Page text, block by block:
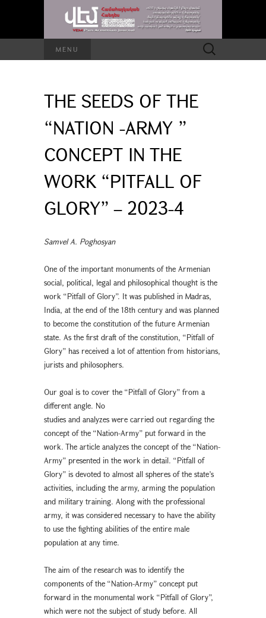
MENU
Search
for:
THE SEEDS OF THE
“NATION -ARMY ”
CONCEPT IN THE
WORK “PITFALL OF
GLORY” – 2023-4
Samvel A. Poghosyan
One of the important monuments of the Armenian
social, political, legal and philosophical thought is the
work “Pitfall of Glory”. It was published in Madras,
India, at the end of the 18th century and was planned
to become the constitution of the future Armenian
state. As the first draft of the constitution, “Pitfall of
Glory” has received a lot of attention from historians,
jurists and philosophers.
Our goal is to cover the “Pitfall of Glory” from a
different angle. No
studies and analyzes were carried out regarding the
concept of the “Nation-Army” put forward in the
work. The article analyzes the concept of the “Nation-
Army” presented in the work in detail. “Pitfall of
Glory” is devoted to almost all spheres of the state’s
activities, including the army, arming the population
and military training. Along with the professional
army, it was considered necessary to have the ability
to use the fighting abilities of the entire male
population at any time.
The aim of the research was to identify the
components of the “Nation-Army” concept put
forward in the monumental work “Pitfall of Glory”,
which were not the subject of study before. All